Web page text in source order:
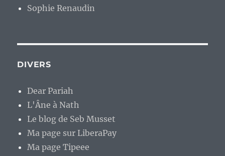
Sophie Renaudin
DIVERS
Dear Pariah
L'Âne à Nath
Le blog de Seb Musset
Ma page sur LiberaPay
Ma page Tipeee